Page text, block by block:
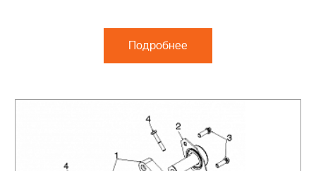
Подробнее